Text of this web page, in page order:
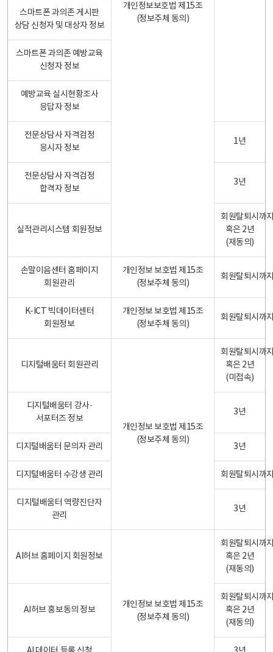
개인정보보호법 제15조
(정보주체 동의)
스마트폰 과의존 게시판
상담 신청자 및 대상자 정보
스마트폰 과의존 예방교육
신청자 정보
예방교육 실시현황조사
응답자 정보
전문상담사 자격검정
응시자 정보
1년
전문상담사 자격검정
합격자 정보
3년
실적관리시스템 회원정보
회원탈퇴시까
혹은 2년
(재동의)
손말이음센터 홈페이지
회원관리
개인정보 보호법 제15조
(정보주체 동의)
회원탈퇴시까
K-ICT 빅데이터센터
회원정보
개인정보 보호법 제15조
(정보주체 동의)
회원탈퇴시까
디지털배움터 회원관리
개인정보 보호법 제15조
(정보주체 동의)
회원탈퇴시까
혹은 2년
(미접속)
디지털배움터 강사·
서포터즈 정보
3년
디지털배움터 문의자 관리 3년
디지털배움터 수강생 관리 회원탈퇴시까
디지털배움터 역량진단자
관리
3년
AI허브 홈페이지 회원정보
개인정보 보호법 제15조
(정보주체 동의)
회원탈퇴시까
혹은 2년
(재동의)
AI허브 홍보동의 정보
회원탈퇴시까
혹은 2년
(재동의)